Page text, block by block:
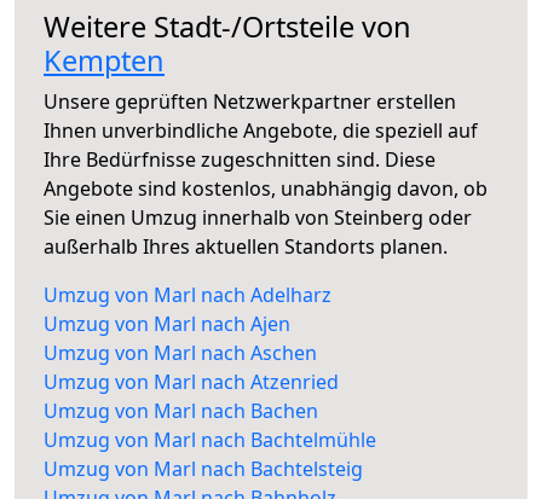
Weitere Stadt-/Ortsteile von
Kempten
Unsere geprüften Netzwerkpartner erstellen
Ihnen unverbindliche Angebote, die speziell auf
Ihre Bedürfnisse zugeschnitten sind. Diese
Angebote sind kostenlos, unabhängig davon, ob
Sie einen Umzug innerhalb von Steinberg oder
außerhalb Ihres aktuellen Standorts planen.
Umzug von Marl nach Adelharz
Umzug von Marl nach Ajen
Umzug von Marl nach Aschen
Umzug von Marl nach Atzenried
Umzug von Marl nach Bachen
Umzug von Marl nach Bachtelmühle
Umzug von Marl nach Bachtelsteig